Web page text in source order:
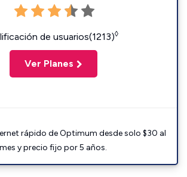
de usuarios(1213)◊
Ver Planes
rápido de Optimum desde solo $30 al
mes y precio fijo por 5 años.